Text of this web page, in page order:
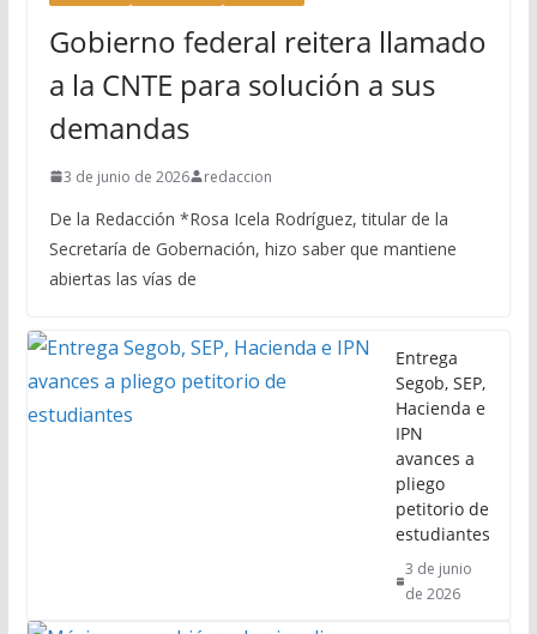
Gobierno federal reitera llamado
a la CNTE para solución a sus
demandas
3 de junio de 2026 redaccion
De la Redacción *Rosa Icela Rodríguez, titular de la
Secretaría de Gobernación, hizo saber que mantiene
abiertas las vías de
Entrega
Segob, SEP,
Hacienda e
IPN
avances a
pliego
petitorio de
estudiantes
3 de junio
de 2026